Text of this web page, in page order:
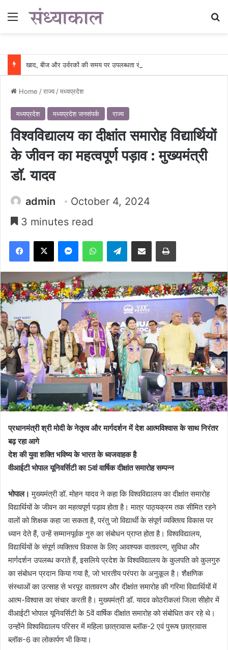
Menu
Home /राज्य /मध्यप्रदेश
मध्यप्रदेश मध्यप्रदेश जनसंपर्क राज्य
विश्वविद्यालय का दीक्षांत समारोह विद्यार्थियों
के जीवन का महत्वपूर्ण पड़ाव : मुख्यमंत्री
डॉ. यादव
admin
October 4, 2024
3 minutes read
Facebook
X MessengerWhatsAppTelegramShare via Email Print
प्रधानमंत्री श्री मोदी के नेतृत्व और मार्गदर्शन में देश आत्मविश्वास के साथ निरंतर
बढ़ रहा आगे
देश की युवा शक्ति भविष्य के भारत के ध्वजवाहक है
वीआईटी भोपाल यूनिवर्सिटी का 5वां वार्षिक दीक्षांत समारोह सम्पन्न
भोपाल। मुख्यमंत्री डॉ. मोहन यादव ने कहा कि विश्वविद्यालय का दीक्षांत समारोह
विद्यार्थियों के जीवन का महत्वपूर्ण पड़ाव होता है। मात्र पाठ्यक्रम तक सीमित रहने
वालों को शिक्षक कहा जा सकता है, परंतु जो विद्यार्थी के संपूर्ण व्यक्तित्व विकास पर
ध्यान देते हैं, उन्हें सम्मानपूर्वक गुरु का संबोधन प्राप्त होता है। विश्वविद्यालय,
विद्यार्थियों के संपूर्ण व्यक्तित्व विकास के लिए आवश्यक वातावरण, सुविधा और
मार्गदर्शन उपलब्ध कराते हैं, इसलिये प्रदेश के विश्वविद्यालय के कुलपति को कुलगुरु
का संबोधन प्रदान किया गया है, जो भारतीय परंपरा के अनुकूल है। शैक्षणिक
संस्थाओं का उत्साह से भरपूर वातावरण और दीक्षांत समारोह की गरिमा विद्यार्थियों में
आत्म-विश्वास का संचार करती है। मुख्यमंत्री डॉ. यादव कोठरीकलां जिला सीहोर में
वीआईटी भोपाल यूनिवर्सिटी के 5वें वार्षिक दीक्षांत समारोह को संबोधित कर रहे थे।
उन्होंने विश्वविद्यालय परिसर में महिला छात्रावास ब्लॉक-2 एवं पुरूष छात्रावास
ब्लॉक-6 का लोकार्पण भी किया।